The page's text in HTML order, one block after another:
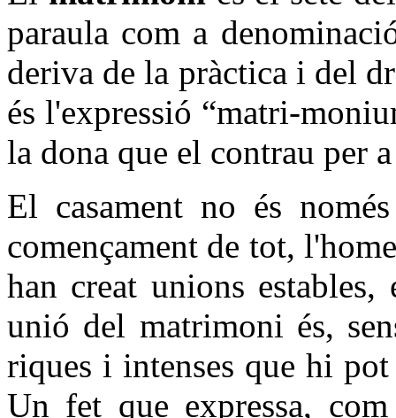
paraula com a
deriva de la pràctica i del
és l'expressió “matri-
la dona que el contrau per
El casament no és
començament de tot,
han creat unions
unió del matrimoni és,
riques i intenses que hi
Un fet que expressa,